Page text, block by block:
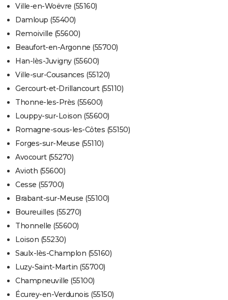
Ville-en-Woëvre (55160)
Damloup (55400)
Remoiville (55600)
Beaufort-en-Argonne (55700)
Han-lès-Juvigny (55600)
Ville-sur-Cousances (55120)
Gercourt-et-Drillancourt (55110)
Thonne-les-Près (55600)
Louppy-sur-Loison (55600)
Romagne-sous-les-Côtes (55150)
Forges-sur-Meuse (55110)
Avocourt (55270)
Avioth (55600)
Cesse (55700)
Brabant-sur-Meuse (55100)
Boureuilles (55270)
Thonnelle (55600)
Loison (55230)
Saulx-lès-Champlon (55160)
Luzy-Saint-Martin (55700)
Champneuville (55100)
Écurey-en-Verdunois (55150)